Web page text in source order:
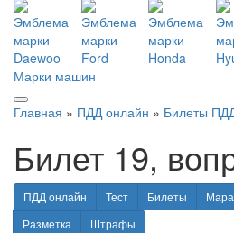
Марки машин
Главная » ПДД онлайн » Билеты
Билет 19,
ПДД онлайн Тест Билеты
Разметка
Штрафы